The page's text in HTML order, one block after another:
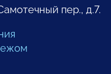
пер., д.7.